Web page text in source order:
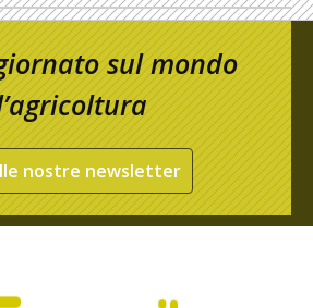
sul mondo
nostre newsletter